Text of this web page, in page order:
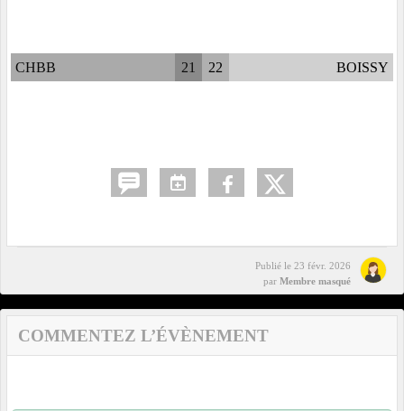
CHBB 21 22 BOISSY
Publié le 23 févr. 2026
par Membre masqué
COMMENTEZ L’ÉVÈNEMENT